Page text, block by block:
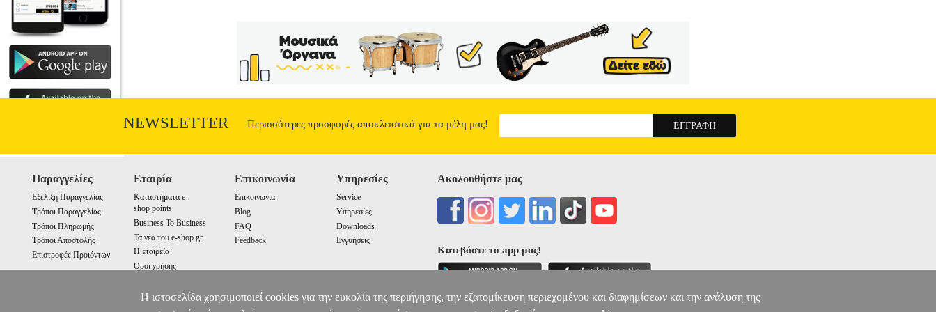
NEWSLETTER Περισσότερες προσφορές αποκλειστικά για τα μέλη μας!
Παραγγελίες
Εξέλιξη Παραγγελίας
Τρόποι Παραγγελίας
Τρόποι Πληρωμής
Τρόποι Αποστολής
Επιστροφές Προιόντων
Εταιρία
Καταστήματα e-
shop points
Business To Business
Τα νέα του e-shop.gr
Η εταιρεία
Οροι χρήσης
Επικοινωνία
Επικοινωνία
Blog
FAQ
Feedback
Υπηρεσίες
Service
Υπηρεσίες
Downloads
Εγγυήσεις
Ακολουθήστε μας
Κατεβάστε το app μας!
Η ιστοσελίδα χρησιμοποιεί cookies για την ευκολία της περιήγησης, την εξατομίκευση περιεχομένου και διαφημίσεων και την ανάλυση της